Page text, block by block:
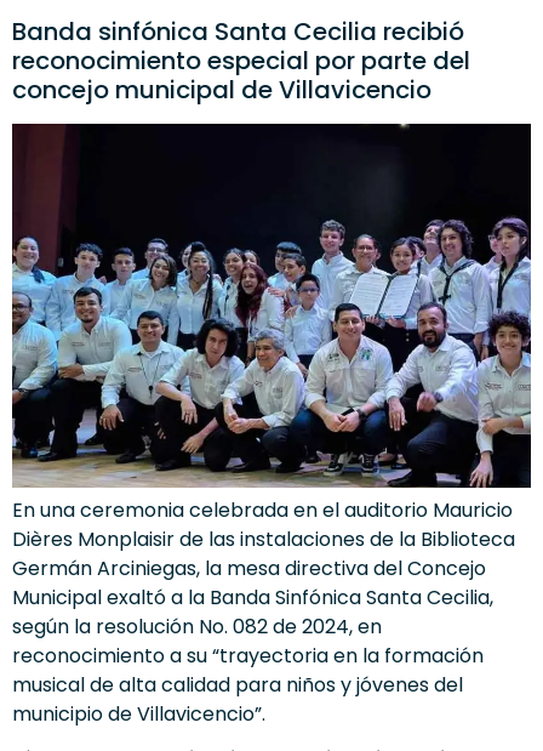
Banda sinfónica Santa Cecilia recibió
reconocimiento especial por parte del
concejo municipal de Villavicencio
En una ceremonia celebrada en el auditorio Mauricio
Dières Monplaisir de las instalaciones de la Biblioteca
Germán Arciniegas, la mesa directiva del Concejo
Municipal exaltó a la Banda Sinfónica Santa Cecilia,
según la resolución No. 082 de 2024, en
reconocimiento a su “trayectoria en la formación
musical de alta calidad para niños y jóvenes del
municipio de Villavicencio”.